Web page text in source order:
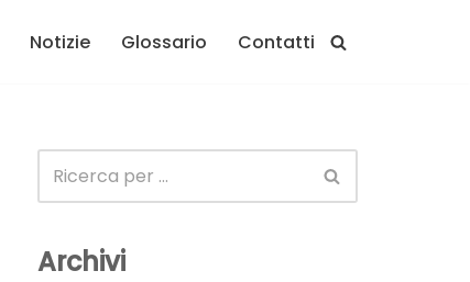
Notizie Glossario Contatti
Archivi